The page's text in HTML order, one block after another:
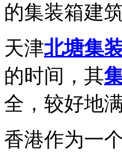
的集装箱建
天津北塘集
的时间，其
全，较好地
香港作为一